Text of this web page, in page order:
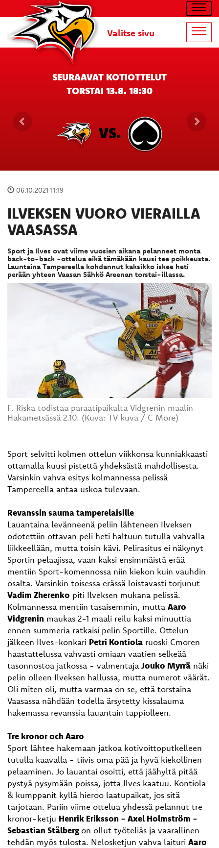
Valitse sivu
SEURAAVAT KOTIOTTELUT
TORSTAI 13.8. 18:30
VS.
06.10.2021 11:19
ILVEKSEN VUORO VIERAILLA
VAASASSA
Sport ja Ilves ovat viime vuosien aikana pelanneet monta
back-to-back -ottelua eikä tämäkään kausi tee poikkeusta.
Launtaina Tampereella kohdannut kaksikko iskee heti
perään yhteen Vaasan Sähkö Areenan torstai-illassa.
F. Riska todistaa paraatipaikalta Vidgrenin maalin
Hakametsässä 2.10. (Kuva: TV kuva / C More)
Sport selvitti kolmen ottelun viikkonsa kunniakkaasti
ottamalla kuusi pistettä yhdeksästä mahdollisesta.
Varsinkin vahva esitys kolmannessa pelissä
Tampereella antaa uskoa tulevaan.
Revanssin sauma tamperelaisille
Lauantaina levänneenä peliin lähteneen Ilveksen
odotettiin ottavan peli heti haltuun tutulla vahvalla
liikkeellään, mutta toisin kävi. Pelirasitus ei näkynyt
Sportin pelaajissa, vaan kaksi ensimmäistä erää
mentiin Sport-komennossa niin kiekon kuin vauhdin
osalta. Varsinkin toisessa erässä loistavasti torjunut
Vadim Zherenko piti Ilveksen mukana pelissä.
Kolmannessa mentiin tasaisemmin, mutta Aaro
Vidgrenin maukas 2-1 maali reilu kaksi minuuttia
ennen summeria ratkaisi pelin Sportille. Ottelun
jälkeen Ilves-konkari Petri Kontiola ruoski Cmoren
haastattelussa vahvasti omiaan vaatien selkeää
tasonnostoa jatkossa - valmentaja Jouko Myrrä näki
pelin olleen Ilveksen hallussa, mutta numerot väärät.
Oli miten oli, mutta varmaa on se, että torstaina
Vaasassa nähdään todella ärsytetty kissalauma
hakemassa revanssia lauantain tappiolleen.
Tre kronor och Aaro
Sport lähtee hakemaan jatkoa kotivoittoputkelleen
tutulla kaavalla - tiivis oma pää ja hyvä kiekollinen
pelaaminen. Jo lauantai osoitti, että jäähyltä pitää
pystyä pysymään poissa, jotta Ilves kaatuu. Kontiola
& kumppanit kyllä hieroo laatupaikat, jos sitä
tarjotaan. Pariin viime ottelua yhdessä pelannut tre
kronor-ketju Henrik Eriksson - Axel Holmström -
Sebastian Stålberg on ollut työteliäs ja vaarallinen
tehdän myös tulosta. Nelosketjun vahva laituri Aaro